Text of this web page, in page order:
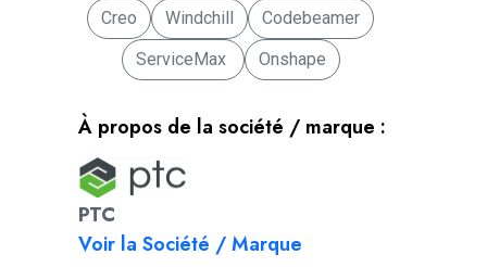
Creo Windchill
Codebeamer
ServiceMax
Onshape
À propos de la société / marque :
PTC
Voir la Société / Marque